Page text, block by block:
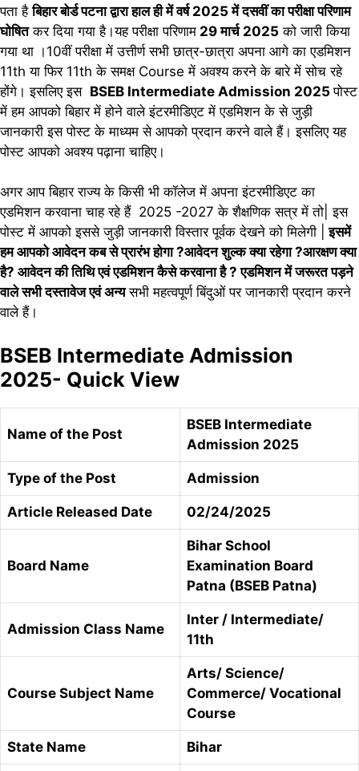
पता हैबिहार बोर्ड पटना द्वारा हाल ही में वर्ष 2025 में दसवीं का परीक्षा परिणाम
घोषितकर दिया गया है।यह परीक्षा परिणाम 29 मार्च 2025 को जारी किया
गया था ।10वीं परीक्षा में उत्तीर्ण सभी छात्र-छात्रा अपना आगे का एडमिशन
11th या फिर 11th के समक्ष Course में अवश्य करने के बारे में सोच रहे
होंगे। इसलिए इस BSEB Intermediate Admission 2025पोस्ट
में हम आपको बिहार में होने वाले इंटरमीडिएट में एडमिशन के से जुड़ी
जानकारी इस पोस्ट के माध्यम से आपको प्रदान करने वाले हैं। इसलिए यह
पोस्ट आपको अवश्य पढ़ाना चाहिए।
अगर आप बिहार राज्य के किसी भी कॉलेज में अपना इंटरमीडिएट का
एडमिशन करवाना चाह रहे हैं 2025 -2027 के शैक्षणिक सत्र में तो| इस
पोस्ट में आपको इससे जुड़ी जानकारी विस्तार पूर्वक देखने को मिलेगी |
इसमें
हम आपको आवेदन कब से प्रारंभ होगा ?आवेदन शुल्क क्या रहेगा ?आरक्षण क्या
है? आवेदन की तिथि एवं एडमिशन कैसे करवाना है ? एडमिशन में जरूरत पड़ने
वाले सभी दस्तावेज एवं अन्यसभी महत्वपूर्ण बिंदुओं पर जानकारी प्रदान करने
वाले हैं।
BSEB Intermediate Admission
2025- Quick View
Name of the Post
BSEB Intermediate
Admission 2025
Type of the Post Admission
Article Released Date 02/24/2025
Board Name
Bihar School
Examination Board
Patna (BSEB Patna)
Admission Class Name
Inter / Intermediate/
11th
Course Subject Name
Arts/ Science/
Commerce/ Vocational
Course
State Name Bihar